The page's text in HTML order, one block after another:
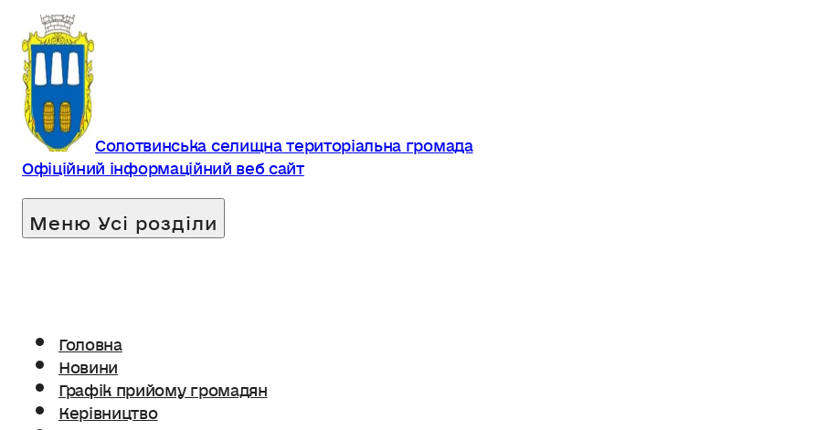
Солотвинська селищна територіальна громада
Офіційний інформаційний веб сайт
Головна
Новини
Графік прийому громадян
Керівництво